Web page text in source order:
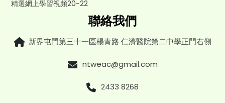
精選網上學習視頻20-22
聯絡我們
新界屯門第三十一區楊青路 仁濟醫院第二中學正門右側
ntweac@gmail.com
2433 8268